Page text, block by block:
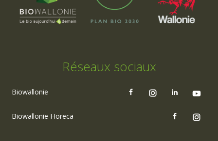
Réseaux sociaux
Biowallonie
Biowallonie Horeca